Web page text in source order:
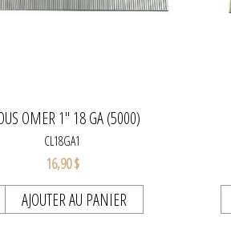
OMER 1" 18 GA (5000)
CL18GA1
16,90 $
AJOUTER AU PANIER